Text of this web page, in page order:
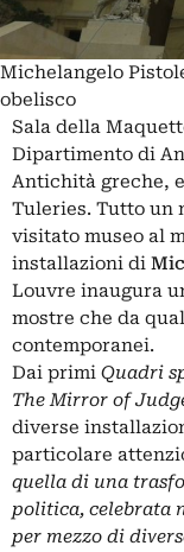
Michelangelo
obelisco
Sala della
Dipartimento di
Antichità greche,
Tuleries. Tutto un
visitato museo al
installazioni di
Louvre inaugura
mostre che da
contemporanei.
Dai primi Quadri
The Mirror of
diverse
particolare
quella di una
politica, celebrata
per mezzo di